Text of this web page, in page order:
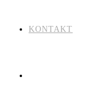
KONTAKT